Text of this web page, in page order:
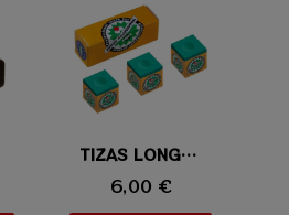
Vista rápidaTIZAS LONGONI SUPER PROFESIONAL VERDE
6,00 €